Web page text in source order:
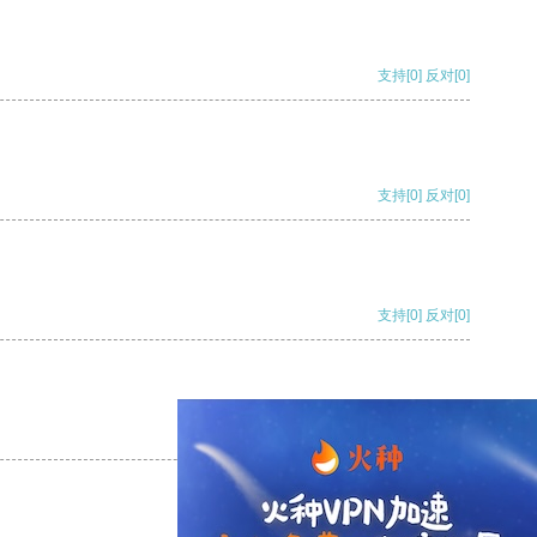
支持[0] 反对[0]
支持[0] 反对[0]
支持[0] 反对[0]